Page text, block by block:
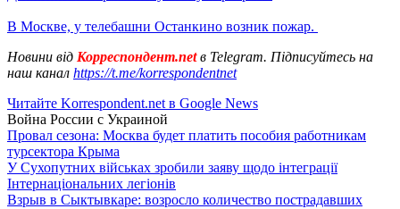
В Москве, у телебашни Останкино возник пожар.
Новини від Корреспондент.netв Telegram. Підписуйтесь на
наш канал https://t.me/korrespondentnet
Читайте Korrespondent.net в Google News
Война России с Украиной
Провал сезона: Москва будет платить пособия работникам
турсектора Крыма
У Сухопутних військах зробили заяву щодо інтеграції
Інтернаціональних легіонів
Взрыв в Сыктывкаре: возросло количество пострадавших